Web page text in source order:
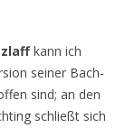
kann ich
seiner Bach-
sind; an den
schließt sich